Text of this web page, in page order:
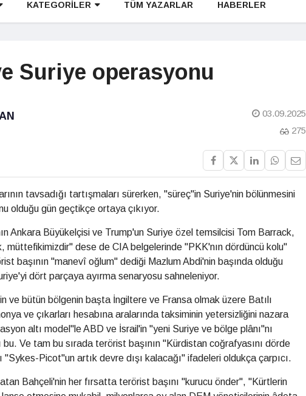
KATEGORİLER TÜM YAZARLAR HABERLER
Suriye operasyonu
03.09.2025
275
tavsadığı tartışmaları sürerken, "süreç"in Suriye'nin bölünmesini
olduğu gün geçtikçe ortaya çıkıyor.
Ankara Büyükelçisi ve Trump'un Suriye özel temsilcisi Tom Barrack,
müttefikimizdir" dese de CIA belgelerinde "PKK'nın dördüncü kolu"
başının "manevî oğlum" dediği Mazlum Abdi'nin başında olduğu
dört parçaya ayırma senaryosu sahneleniyor.
ve bütün bölgenin başta İngiltere ve Fransa olmak üzere Batılı
ve çıkarları hesabına aralarında taksiminin yetersizliğini nazara
altı model"le ABD ve İsrail'in "yeni Suriye ve bölge plânı"nı
bu. Ve tam bu sırada terörist başının "Kürdistan coğrafyasını dörde
"Sykes-Picot"un artık devre dışı kalacağı" ifadeleri oldukça çarpıcı.
Bahçeli'nin her fırsatta terörist başını "kurucu önder", "Kürtlerin